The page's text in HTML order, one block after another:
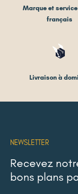
Marque et
français
Livraison à
NEWSLETTER
Recevez
bons plans